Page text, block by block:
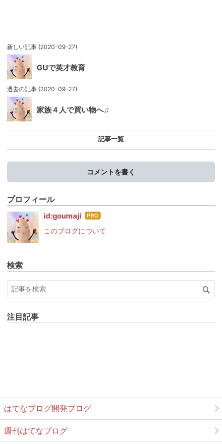
新しい記事 (2020-09-27)
GUで英才教育
過去の記事 (2020-09-27)
家族４人で買い物へ♫
記事一覧
コメントを書く
プロフィール
id:goumaji はて
ログ
このブログについて
検索
注目記事
はてなブログ開発ブログ
週刊はてなブログ